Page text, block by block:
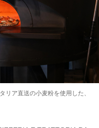
リア直送の小麦粉を使用した、